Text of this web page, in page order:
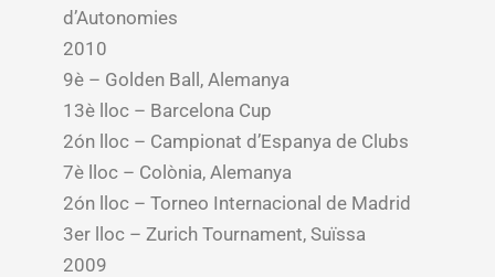
d’Autonomies
2010
9è – Golden Ball, Alemanya
13è lloc – Barcelona Cup
2ón lloc – Campionat d’Espanya de Clubs
7è lloc – Colònia, Alemanya
2ón lloc – Torneo Internacional de Madrid
3er lloc – Zurich Tournament, Suïssa
2009